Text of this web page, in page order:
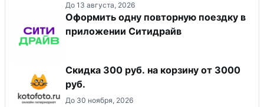
До 13 августа, 2026
Оформить одну повторную поездку в
приложении Ситидрайв
Скидка 300 руб. на корзину от 3000
руб.
До 30 ноября, 2026